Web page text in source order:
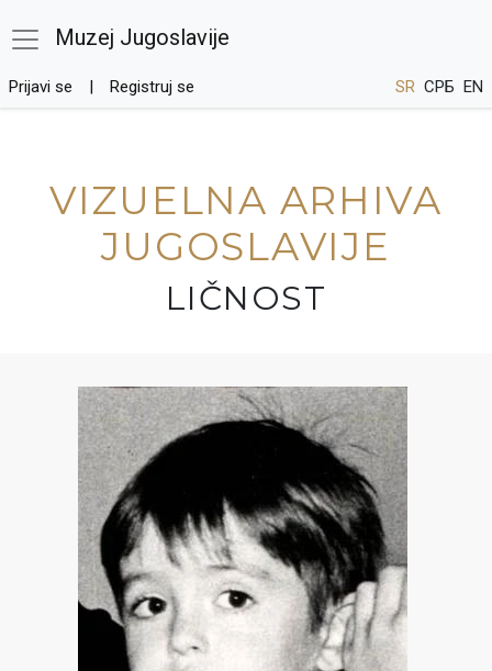
Muzej Jugoslavije
Prijavi se Registruj se SR СРБ EN
VIZUELNA ARHIVA
JUGOSLAVIJE
LIČNOST